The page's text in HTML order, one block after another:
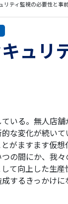
リティ監視の必要性と事
ュリ
いる。無人店
な変化が続い
がますます仮
の間にか、我
て向上した生
するきっかけに